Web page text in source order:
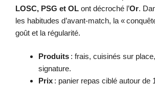
LOSC, PSG et OL ont décroché l’Or.
les habitudes d’avant-match, la «
goût et la régularité.
Produits : frais, cuisinés sur
signature.
Prix : panier repas ciblé autour de